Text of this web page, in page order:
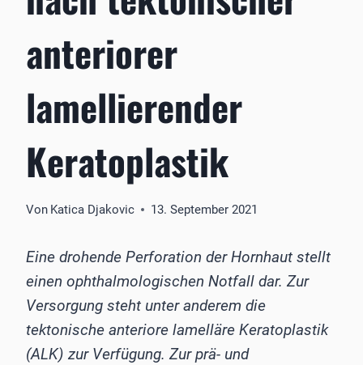
anteriorer
lamellierender
Keratoplastik
Von Katica Djakovic 13. September 2021
Eine drohende Perforation der Hornhaut stellt
einen ophthalmologischen Notfall dar. Zur
Versorgung steht unter ­anderem die
tektonische anteriore lamelläre Keratoplastik
(ALK) zur Verfügung. Zur prä- und